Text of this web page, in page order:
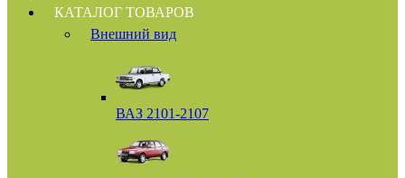
КАТАЛОГ ТОВАРОВ
Внешний вид
ВАЗ 2101-2107